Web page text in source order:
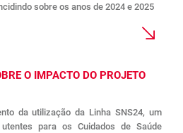
sobre os anos de 2024 e 2025
O IMPACTO DO PROJETO
da utilização da Linha SNS24, um
para os Cuidados de Saúde